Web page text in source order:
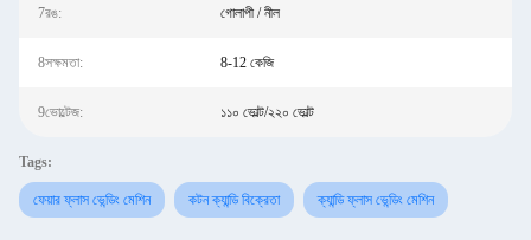
7রঙ: গোলাপী / নীল
8সক্ষমতা: 8-12 কেজি
9ভোল্টেজ: ১১০ ভোল্ট/২২০ ভোল্ট
Tags:
ফেয়ার ফ্লাস ভেন্ডিং মেশিন কটন ক্যান্ডি বিক্রেতা ক্যান্ডি ফ্লাস ভেন্ডিং মেশিন